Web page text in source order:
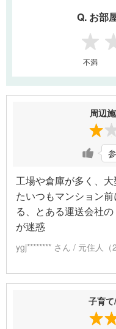
Q. お部
1
不満
周辺
工場や倉庫が多く、
たいつもマンション
る、とある運送会社
が迷惑
ygj******** さん / 元住人（
子育